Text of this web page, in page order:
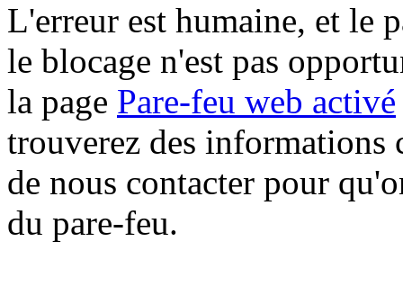
L'erreur est humaine, et le
le blocage n'est pas
la page Pare-feu web activé
trouverez des informations
de nous contacter pour
du pare-feu.